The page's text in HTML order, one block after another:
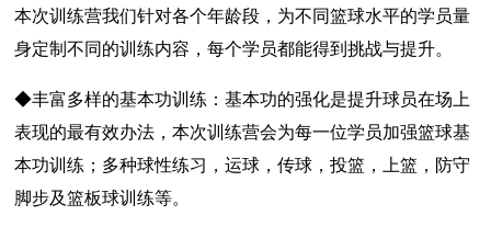
本次训练营我们针对各个年龄段，为不同篮球水平的学员量
身定制不同的训练内容，每个学员都能得到挑战与提升。
◆丰富多样的基本功训练：基本功的强化是提升球员在场上
表现的最有效办法，本次训练营会为每一位学员加强篮球基
本功训练；多种球性练习，运球，传球，投篮，上篮，防守
脚步及篮板球训练等。